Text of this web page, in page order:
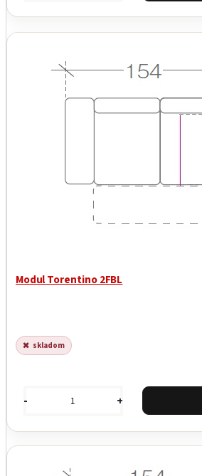
Modul Torentino 2FBL
skladom
- +